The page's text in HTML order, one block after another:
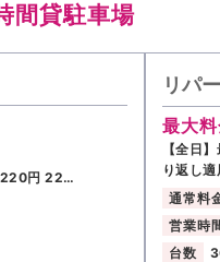
間貸駐車場
円 22…
リパ
最大
【全日
り返し
通常料
営業時
台数